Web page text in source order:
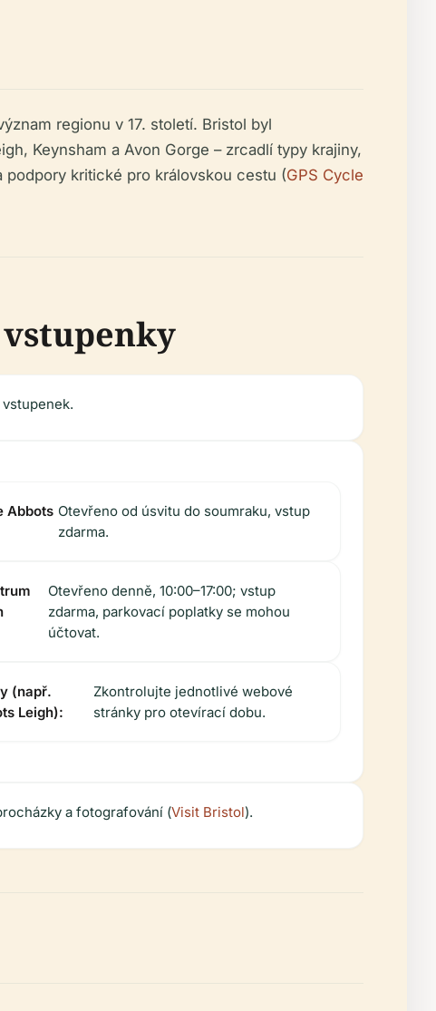
regionu v 17. století. Bristol byl
Keynsham a Avon Gorge – zrcadlí typy krajiny,
kritické pro královskou cestu (GPS Cycle
Abbots Otevřeno od úsvitu do soumraku, vstup
zdarma.
Otevřeno denně, 10:00–17:00; vstup
zdarma, parkovací poplatky se mohou
účtovat.
(např.
Leigh):
Zkontrolujte jednotlivé webové
stránky pro otevírací dobu.
a fotografování (Visit Bristol).